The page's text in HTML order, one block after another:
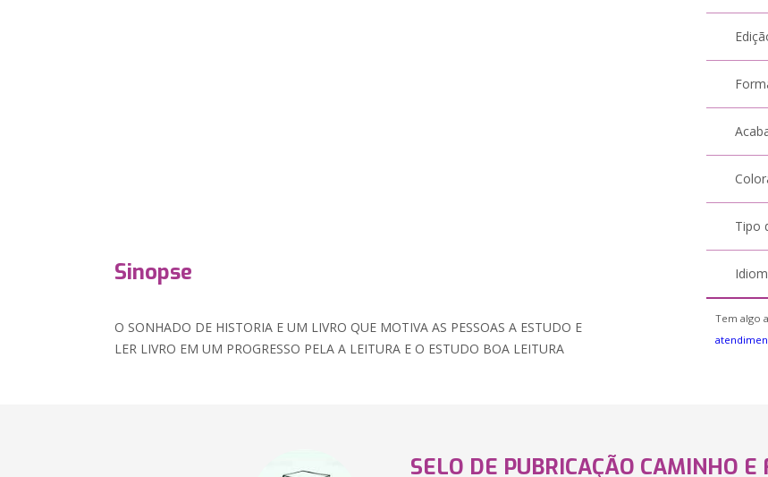
Sinopse
O SONHADO DE HISTORIA E UM LIVRO QUE MOTIVA AS PESSOAS A ESTUDO E
LER LIVRO EM UM PROGRESSO PELA A LEITURA E O ESTUDO BOA LEITURA
Tipo
Tem algo
SELO DE PUBRICAÇÃO CAMINHO E